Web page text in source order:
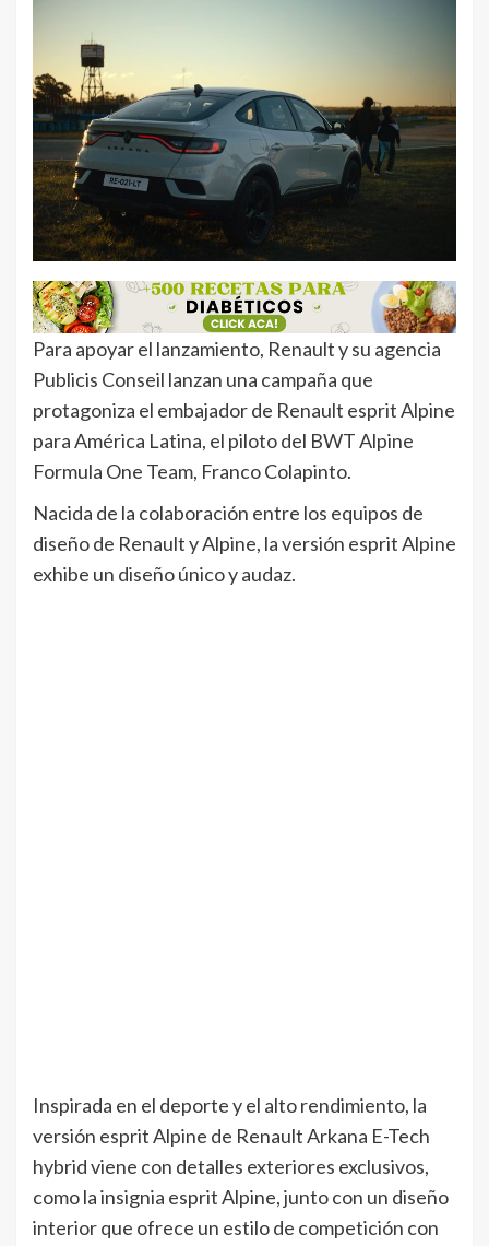
Para apoyar el lanzamiento, Renault y su agencia
Publicis Conseil lanzan una campaña que
protagoniza el embajador de Renault esprit Alpine
para América Latina, el piloto del BWT Alpine
Formula One Team, Franco Colapinto.
Nacida de la colaboración entre los equipos de
diseño de Renault y Alpine, la versión esprit Alpine
exhibe un diseño único y audaz.
Inspirada en el deporte y el alto rendimiento, la
versión esprit Alpine de Renault Arkana E-Tech
hybrid viene con detalles exteriores exclusivos,
como la insignia esprit Alpine, junto con un diseño
interior que ofrece un estilo de competición con